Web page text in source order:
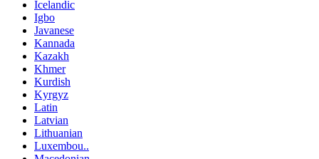
Icelandic
Igbo
Javanese
Kannada
Kazakh
Khmer
Kurdish
Kyrgyz
Latin
Latvian
Lithuanian
Luxembou..